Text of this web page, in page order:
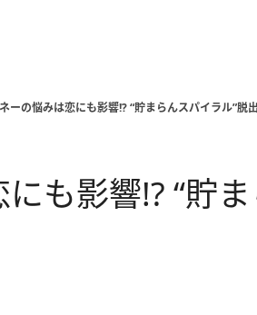
ーの悩みは恋にも影響!? “貯まらんスパイラル”脱
も影響!? “貯